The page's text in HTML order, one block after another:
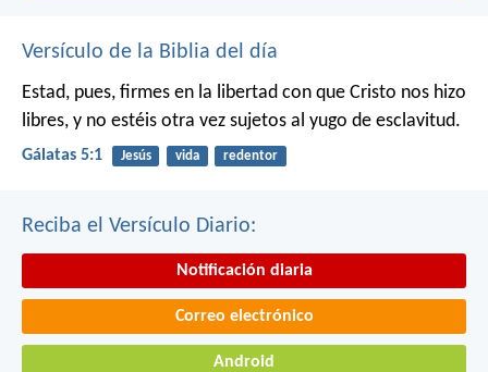
Versículo de la Biblia del día
Estad, pues, firmes en la libertad con que Cristo nos hizo
libres, y no estéis otra vez sujetos al yugo de esclavitud.
Gálatas 5:1 Jesús vida redentor
Reciba el Versículo Diario:
Notificación diaria
Correo electrónico
Android